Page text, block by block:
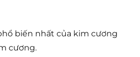
biến nhất của kim cương
cương.